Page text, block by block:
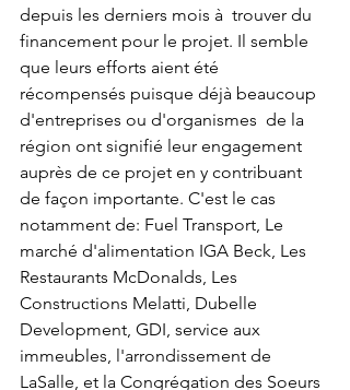
depuis les derniers mois à  trouver du
financement pour le projet. Il semble
que leurs efforts aient été
récompensés puisque déjà beaucoup
d'entreprises ou d'organismes  de la
région ont signifié leur engagement
auprès de ce projet en y contribuant
de façon importante. C'est le cas
notamment de: Fuel Transport, Le
marché d'alimentation IGA Beck, Les
Restaurants McDonalds, Les
Constructions Melatti, Dubelle
Development, GDI, service aux
immeubles, l'arrondissement de
LaSalle, et la Congrégation des Soeurs